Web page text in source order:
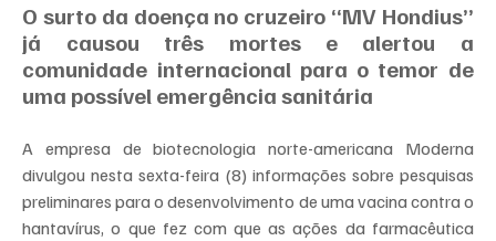
O surto da doença no cruzeiro “MV Hondius”
já causou três mortes e alertou a
comunidade internacional para o temor de
uma possível emergência sanitária
A empresa de biotecnologia norte-americana Moderna
divulgou nesta sexta-feira (8) informações sobre pesquisas
preliminares para o desenvolvimento de uma vacina contra o
hantavírus, o que fez com que as ações da farmacêutica